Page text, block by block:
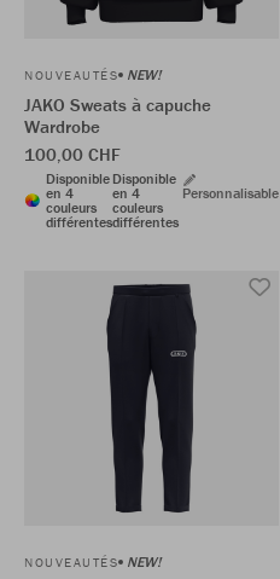
NOUVEAUTÉS NEW!
JAKO Sweats à capuche
Wardrobe
100,00 CHF
Disponible
en 4
couleurs
différentes
Disponible
en 4
couleurs
différentes
Personnalisable
NOUVEAUTÉS NEW!